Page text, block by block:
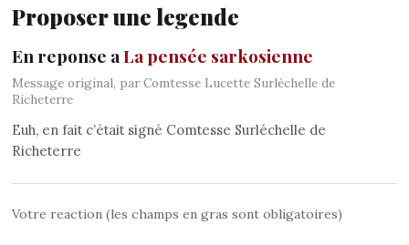
Proposer une legende
En reponse aLa pensée sarkosienne
Message original, par Comtesse Lucette Surléchelle de
Richeterre
Euh, en fait c’était signé Comtesse Surléchelle de
Richeterre
Votre reaction (les champs en gras sont obligatoires)